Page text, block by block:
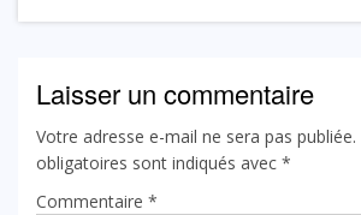
Laisser un commentaire
Votre adresse e-mail ne sera pas publiée.
obligatoires sont indiqués avec *
Commentaire *